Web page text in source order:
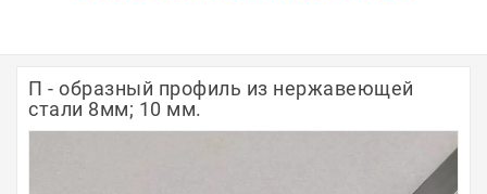
Полосы из металла
П - образный профиль из нержавеющей
стали 8мм; 10 мм.